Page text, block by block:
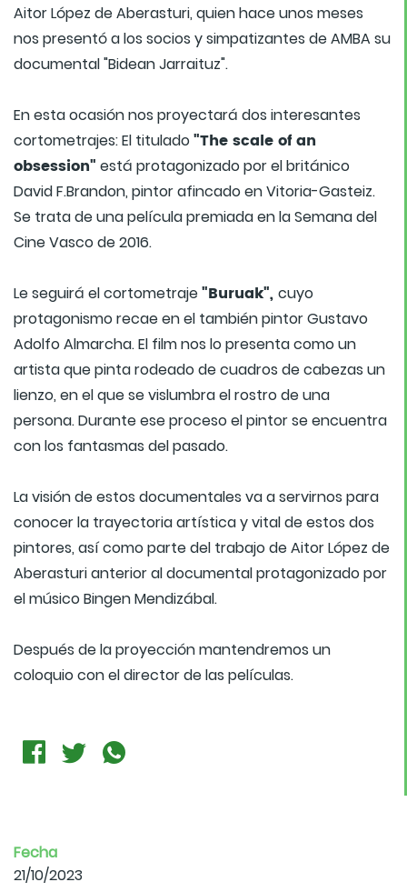
Aitor López de Aberasturi, quien hace unos meses
nos presentó a los socios y simpatizantes de AMBA su
documental "Bidean Jarraituz".
En esta ocasión nos proyectará dos interesantes
cortometrajes: El titulado"The scale of an
obsession" está protagonizado por el británico
David F.Brandon, pintor afincado en Vitoria-Gasteiz.
Se trata de una película premiada en la Semana del
Cine Vasco de 2016.
Le seguirá el cortometraje"Buruak", cuyo
protagonismo recae en el también pintor Gustavo
Adolfo Almarcha. El film nos lo presenta como un
artista que pinta rodeado de cuadros de cabezas un
lienzo, en el que se vislumbra el rostro de una
persona. Durante ese proceso el pintor se encuentra
con los fantasmas del pasado.
La visión de estos documentales va a servirnos para
conocer la trayectoria artística y vital de estos dos
pintores, así como parte del trabajo de Aitor López de
Aberasturi anterior al documental protagonizado por
el músico Bingen Mendizábal.
Después de la proyección mantendremos un
coloquio con el director de las películas.
Fecha
21/10/2023